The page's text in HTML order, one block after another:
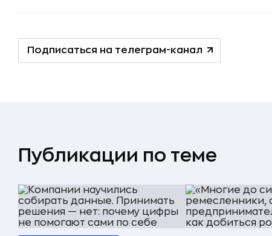
Подписаться на телеграм-канал
Публикации по теме